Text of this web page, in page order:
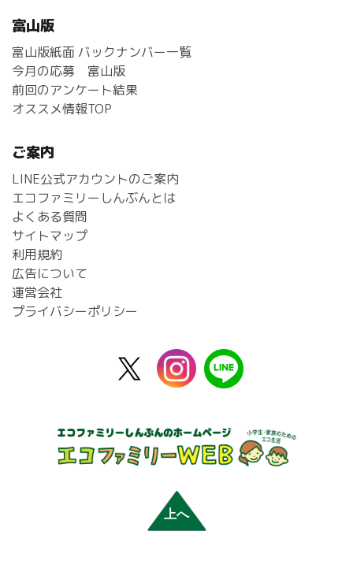
富山版
富山版紙面 バックナンバー一覧
今月の応募 富山版
前回のアンケート結果
オススメ情報TOP
ご案内
LINE公式アカウントのご案内
エコファミリーしんぶんとは
よくある質問
サイトマップ
利用規約
広告について
運営会社
プライバシーポリシー
instagram
上へ